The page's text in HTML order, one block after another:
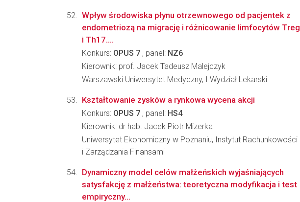
Wpływ środowiska płynu otrzewnowego od pacjentek z
endometriozą na migrację i różnicowanie limfocytów Treg
i Th17....
Konkurs: OPUS 7 , panel: NZ6
Kierownik: prof. Jacek Tadeusz Malejczyk
Warszawski Uniwersytet Medyczny, I Wydział Lekarski
Kształtowanie zysków a rynkowa wycena akcji
Konkurs: OPUS 7 , panel: HS4
Kierownik: dr hab. Jacek Piotr Mizerka
Uniwersytet Ekonomiczny w Poznaniu, Instytut Rachunkowości
i Zarządzania Finansami
Dynamiczny model celów małżeńskich wyjaśniających
satysfakcję z małżeństwa: teoretyczna modyfikacja i test
empiryczny...